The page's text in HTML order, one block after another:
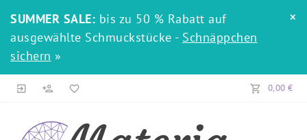
SUMMER SALE: bis zu 50 % Rabatt auf
ausgewählte Schmuckstücke - Schnäppchen
sichern »
×
0,00 €